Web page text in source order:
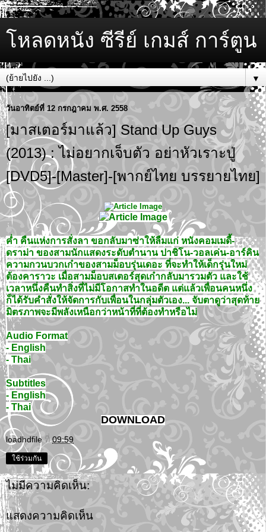
โหลดหนัง ซีรีย์ เกมส์ การ์ตูน
▼
วันอาทิตย์ที่ 12 กรกฎาคม พ.ศ. 2558
[มาสเตอร์มาแล้ว] Stand Up Guys
(2013) : ไม่อยากเจ็บตัว อย่าหัวเราะปู่
[DVD5]-[Master]-[พากย์ไทย บรรยายไทย]
ค่ำ คืนแห่งการสั่งลา ขอกลับมาซ่าให้ลืมแก่ หนังคอมเมดี้-
ดราม่า ของสามนักแสดงระดับตำนาน ปาชิโน-วอลเค่น-อาร์คิน
ความกวนบวกเก๋าของสามม็อบรุ่นเดอะ ที่จะทำให้เด็กรุ่นใหม่
ต้องคาราวะ เมื่อสามม็อบสเตอร์สุดเก๋ากลับมารวมตัว และใช้
เวลาหนึ่งคืนทำสิ่งที่ไม่มีโอกาสทำในอดีต แต่แล้วเพื่อนคนหนึ่ง
ก็ได้รับคำสั่งให้จัดการกับเพื่อนในกลุ่มตัวเอง... จับตาดูว่าสุดท้าย
มิตรภาพจะมีพลังเหนือกว่าหน้าที่ที่ต้องทำหรือไม่
Audio Format
- English
- Thai
Subtitles
- English
- Thai
DOWNLOAD
loadhdfile ที่09:59
ใช้ร่วมกัน
ไม่มีความคิดเห็น:
แสดงความคิดเห็น